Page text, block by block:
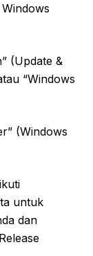
(Update &
“Windows
(Windows
untuk
dan